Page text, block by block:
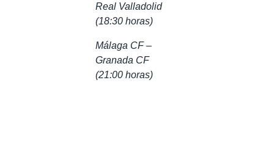
Real Valladolid
(18:30 horas)
Málaga CF –
Granada CF
(21:00 horas)